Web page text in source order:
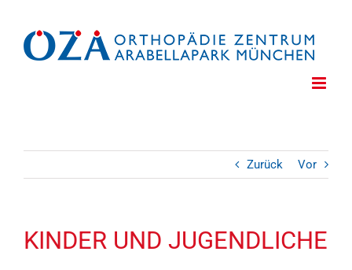
springen
Zurück Vor
KINDER UND JUGENDLICHE